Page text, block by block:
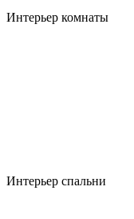
Интерьер комнаты
Интерьер спальни